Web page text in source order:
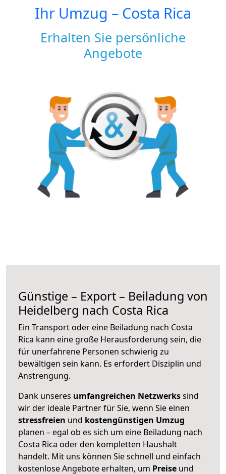
Ihr Umzug – Costa Rica
Erhalten Sie persönliche
Angebote
Günstige – Export – Beiladung von
Heidelberg nach Costa Rica
Ein Transport oder eine Beiladung nach Costa
Rica kann eine große Herausforderung sein, die
für unerfahrene Personen schwierig zu
bewältigen sein kann. Es erfordert Disziplin und
Anstrengung.
Dank unseres umfangreichen Netzwerkssind
wir der ideale Partner für Sie, wenn Sie einen
stressfreien und kostengünstigen Umzug
planen – egal ob es sich um eine Beiladung nach
Costa Rica oder den kompletten Haushalt
handelt. Mit uns können Sie schnell und einfach
kostenlose Angebote erhalten, um Preise und